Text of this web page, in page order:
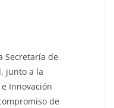
Secretaría de
junto a la
Innovación
de